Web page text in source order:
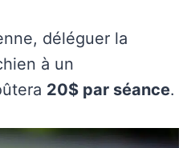
déléguer la
à un
20$ par séance.